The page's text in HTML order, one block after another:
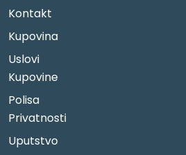
Kontakt
Kupovina
Uslovi
Kupovine
Polisa
Privatnosti
Uputstvo